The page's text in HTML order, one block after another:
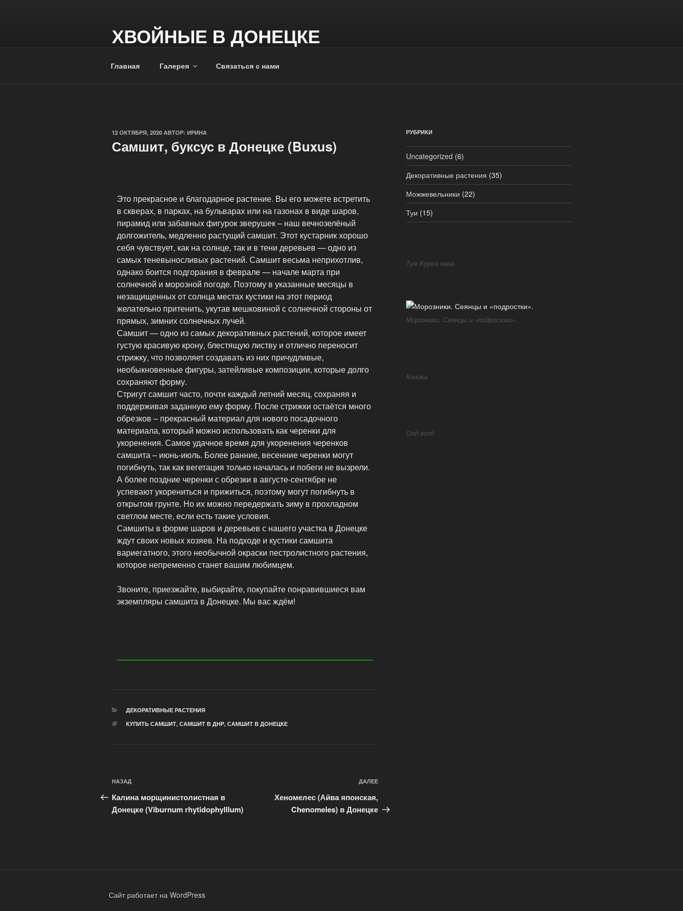
ХВОЙНЫЕ В ДОНЕЦКЕ
Главная Галерея Связаться с нами
12 ОКТЯБРЯ, 2020 АВТОР: ИРИНА
Самшит, буксус в Донецке (Buxus)
Это прекрасное и благодарное растение. Вы его можете встретить
в скверах, в парках, на бульварах или на газонах в виде шаров,
пирамид или забавных фигурок зверушек – наш вечнозелёный
долгожитель, медленно растущий самшит. Этот кустарник хорошо
себя чувствует, как на солнце, так и в тени деревьев — одно из
самых теневыносливых растений. Самшит весьма неприхотлив,
однако боится подгорания в феврале — начале марта при
солнечной и морозной погоде. Поэтому в указанные месяцы в
незащищенных от солнца местах кустики на этот период
желательно притенить, укутав мешковиной с солнечной стороны от
прямых, зимних солнечных лучей.
Самшит — одно из самых декоративных растений, которое имеет
густую красивую крону, блестящую листву и отлично переносит
стрижку, что позволяет создавать из них причудливые,
необыкновенные фигуры, затейливые композиции, которые долго
сохраняют форму.
Стригут самшит часто, почти каждый летний месяц, сохраняя и
поддерживая заданную ему форму. После стрижки остаётся много
обрезков – прекрасный материал для нового посадочного
материала, который можно использовать как черенки для
укоренения. Самое удачное время для укоренения черенков
самшита – июнь-июль. Более ранние, весенние черенки могут
погибнуть, так как вегетация только началась и побеги не вызрели.
А более поздние черенки с обрезки в августе-сентябре не
успевают укорениться и прижиться, поэтому могут погибнуть в
открытом грунте. Но их можно передержать зиму в прохладном
светлом месте, если есть такие условия.
Самшиты в форме шаров и деревьев с нашего участка в Донецке
ждут своих новых хозяев. На подходе и кустики самшита
вариегатного, этого необычной окраски пестролистного растения,
которое непременно станет вашим любимцем.
Звоните, приезжайте, выбирайте, покупайте понравившиеся вам
экземпляры самшита в Донецке. Мы вас ждём!
ДЕКОРАТИВНЫЕ РАСТЕНИЯ
КУПИТЬ САМШИТ, САМШИТ В ДНР, САМШИТ В ДОНЕЦКЕ
НАЗАД
Калина морщинистолистная в
Донецке (Viburnum rhytidophylllum)
ДАЛЕЕ
Хеномелес (Айва японская,
Chenomeles) в Донецке
РУБРИКИ
Uncategorized (6)
Декоративные растения (35)
Можжевельники (22)
Туи (15)
Туя Ауреа нана
Морозники. Сеянцы и «подростки».
Коника
Олд-голд
Сайт работает на WordPress